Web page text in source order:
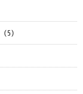
(5)